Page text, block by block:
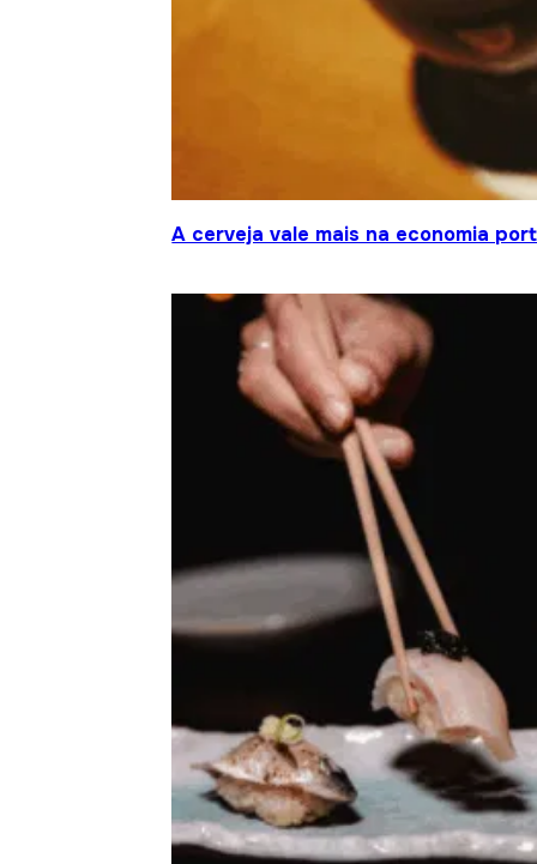
A cerveja vale mais na economia